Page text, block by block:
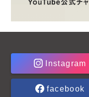
Instagram
facebook